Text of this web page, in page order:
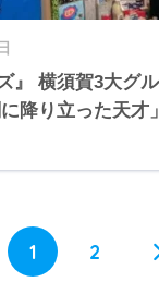
』 横須賀3大グ
に降り立った天
1 2